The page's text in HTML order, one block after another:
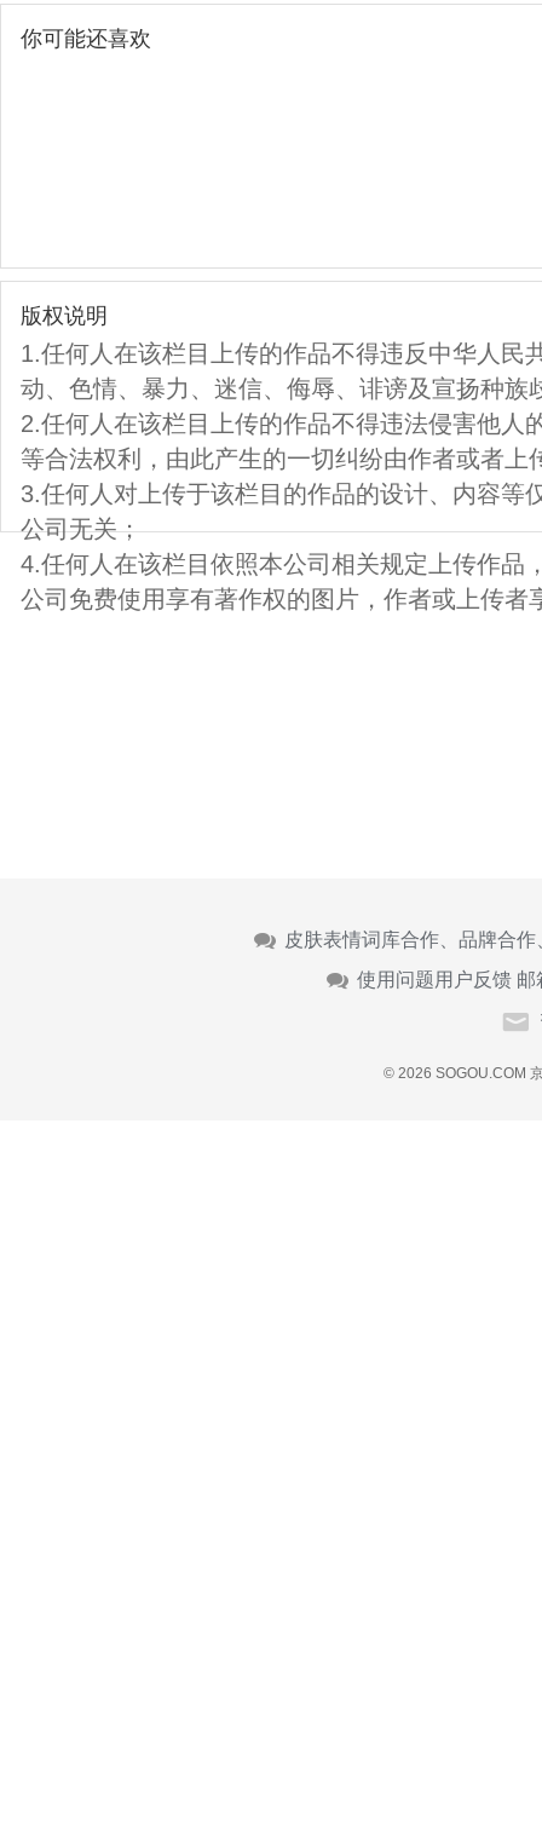
你可能还喜欢
版权说明
1.任何人在该栏目上传的作品不得违反中华人民
动、色情、暴力、迷信、侮辱、诽谤及宣扬种族
2.任何人在该栏目上传的作品不得违法侵害他人
等合法权利，由此产生的一切纠纷由作者或者上
3.任何人对上传于该栏目的作品的设计、内容等
公司无关；
4.任何人在该栏目依照本公司相关规定上传作品
公司免费使用享有著作权的图片，作者或上传者
皮肤表情词库合作、品牌合
使用问题用户反馈 邮
© 2026 SOGOU.COM